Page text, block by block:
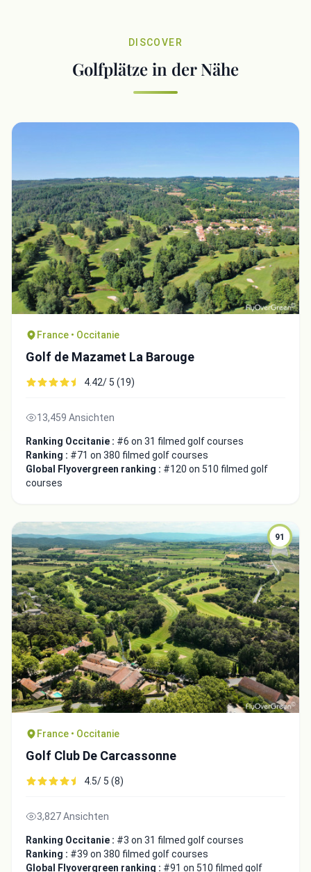
DISCOVER
Golfplätze in der Nähe
France • Occitanie
Golf de Mazamet La Barouge
4.42/ 5 (19)
13,459 Ansichten
Ranking Occitanie : #6 on 31 filmed golf courses
Ranking : #71 on 380 filmed golf courses
Global Flyovergreen ranking : #120 on 510 filmed golf
courses
91
France • Occitanie
Golf Club De Carcassonne
4.5/ 5 (8)
3,827 Ansichten
Ranking Occitanie : #3 on 31 filmed golf courses
Ranking : #39 on 380 filmed golf courses
Global Flyovergreen ranking : #91 on 510 filmed golf